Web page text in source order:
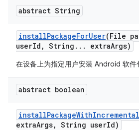
abstract String
installPackageForUser(File
userId , String . . . extraArgs)
在设备上为指定用户安装 Android 软件
abstract boolean
installPackageWithIncremental
extraArgs, String userId)